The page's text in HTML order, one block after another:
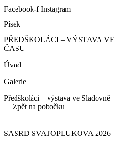
Facebook-f Instagram
Písek
PŘEDŠKOLÁCI – VÝSTAVA
ČASU
Úvod
Galerie
Předškoláci – výstava ve Sladovně
Zpět na pobočku
SASRD SVATOPLUKOVA 2026